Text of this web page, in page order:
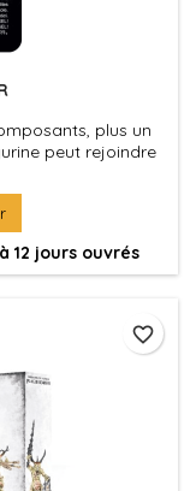
plus un
peut rejoindre
Sigmar et de
12 jours ouvrés
favorite_border